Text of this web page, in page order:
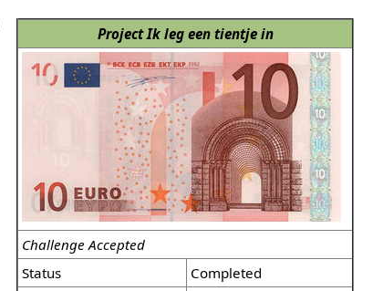
Project Ik leg een tientje in
Challenge Accepted
Status
Completed